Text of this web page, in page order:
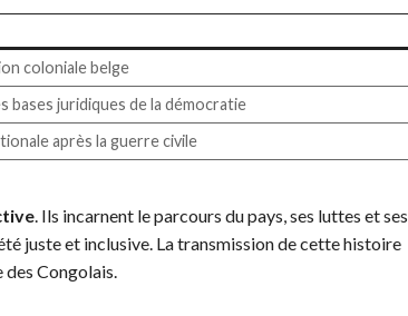
coloniale belge
bases juridiques de la démocratie
après la guerre civile
. Ils incarnent le parcours du pays, ses luttes et ses
juste et inclusive. La transmission de cette histoire
Congolais.